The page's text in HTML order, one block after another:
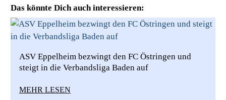
Das könnte Dich auch interessieren:
ASV Eppelheim bezwingt den FC Östringen und
steigt in die Verbandsliga Baden auf
MEHR LESEN